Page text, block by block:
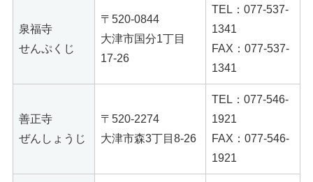
泉福寺
せんぷくじ
〒520-0844
大津市国分1丁目
17-26
TEL：077-537-
1341
FAX：077-537-
1341
善正寺
ぜんしょうじ
〒520-2274
大津市森3丁目8-26
TEL：077-546-
1921
FAX：077-546-
1921